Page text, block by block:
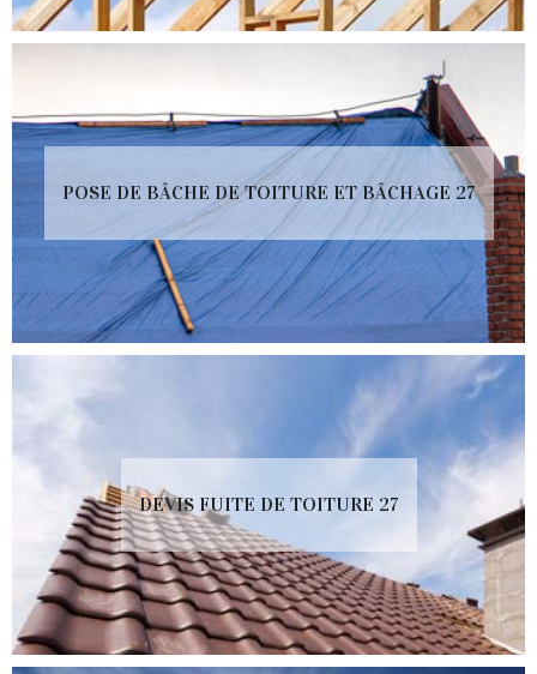
POSE DE BÂCHE DE TOITURE ET BÂCHAGE 27
DEVIS FUITE DE TOITURE 27